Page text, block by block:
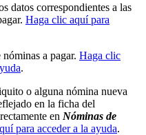
datos correspondientes a las
Haga clic aquí para
a pagar. Haga clic
.
o alguna nómina nueva
en la ficha del
en Nóminas de
para acceder a la ayuda.